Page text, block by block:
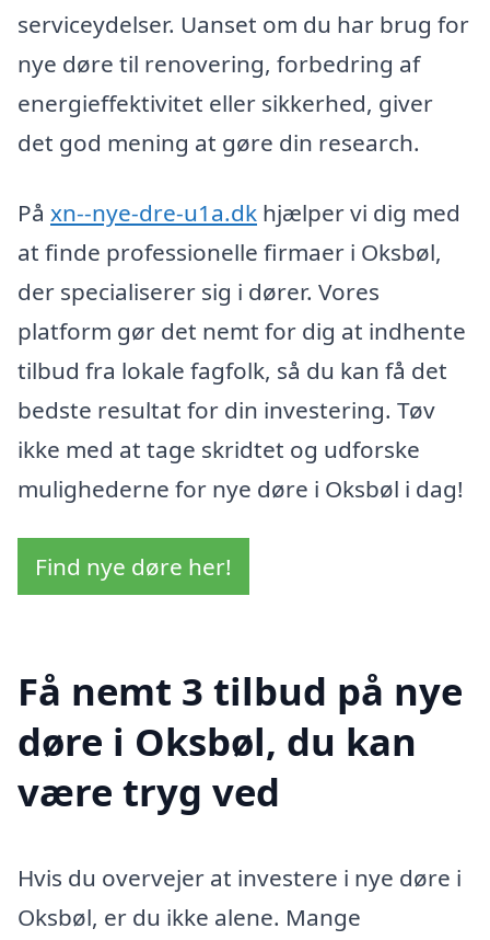
serviceydelser. Uanset om du har brug for
nye døre til renovering, forbedring af
energieffektivitet eller sikkerhed, giver
det god mening at gøre din research.
På xn--nye-dre-u1a.dk hjælper vi dig med
at finde professionelle firmaer i Oksbøl,
der specialiserer sig i dører. Vores
platform gør det nemt for dig at indhente
tilbud fra lokale fagfolk, så du kan få det
bedste resultat for din investering. Tøv
ikke med at tage skridtet og udforske
mulighederne for nye døre i Oksbøl i dag!
Find nye døre her!
Få nemt 3 tilbud på nye
døre i Oksbøl, du kan
være tryg ved
Hvis du overvejer at investere i nye døre i
Oksbøl, er du ikke alene. Mange